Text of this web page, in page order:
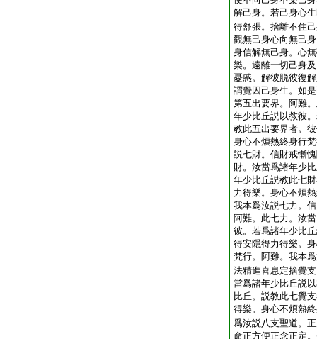
解己身。若己身心
得舒張。捨離不住
觀無己身心向無己
身信解無己身。心
樂。遠離一切己身
憂慼。解彼脱彼復
謂覺因己身生。如
第五出要界。阿難
年少比丘説以教彼
教此五出要界者。
身心不煩熱終身行
説七財。信財戒慚
財。汝當爲諸年少
年少比丘説教此七
力得樂。身心不煩
我本爲汝説七力。
阿難。此七力。汝
彼。若爲諸年少比
得安隱得力得樂。
梵行。阿難。我本
法精進喜息定捨覺
當爲諸年少比丘説
比丘。説教此七覺
得樂。身心不煩熱
爲汝説八支聖道。
命正方便正念正定